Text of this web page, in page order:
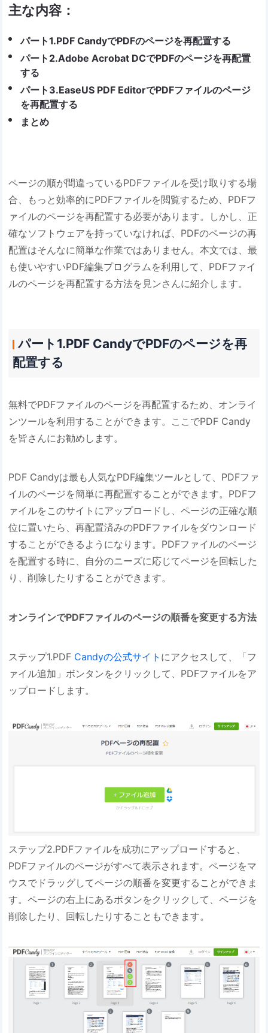
主な内容：
パート1.PDF CandyでPDFのページを再配置する
パート2.Adobe Acrobat DCでPDFのページを再配置
する
パート3.EaseUS PDF EditorでPDFファイルのページ
を再配置する
まとめ
ページの順が間違っているPDFファイルを受け取りする場
合、もっと効率的にPDFファイルを閲覧するため、PDFフ
ァイルのページを再配置する必要があります。しかし、正
確なソフトウェアを持っていなければ、PDFのページの再
配置はそんなに簡単な作業ではありません。本文では、最
も使いやすいPDF編集プログラムを利用して、PDFファイ
ルのページを再配置する方法を見ンさんに紹介します。
パート1.PDF CandyでPDFのページを再
配置する
無料でPDFファイルのページを再配置するため、オンライ
ンツールを利用することができます。ここでPDF Candy
を皆さんにお勧めします。
PDF Candyは最も人気なPDF編集ツールとして、PDFファ
イルのページを簡単に再配置することができます。PDFフ
ァイルをこのサイトにアップロードし、ページの正確な順
位に置いたら、再配置済みのPDFファイルをダウンロード
することができるようになります。PDFファイルのページ
を配置する時に、自分のニーズに応じてページを回転した
り、削除したりすることができます。
オンラインでPDFファイルのページの順番を変更する方法
ステップ1.PDF Candyの公式サイト にアクセスして、「フ
ァイル追加」ボンタンをクリックして、PDFファイルをア
ップロードします。
ステップ2.PDFファイルを成功にアップロードすると、
PDFファイルのページがすべて表示されます。ページをマ
ウスでドラッグしてページの順番を変更することができま
す。ページの右上にあるボタンをクリックして、ページを
削除したり、回転したりすることもできます。